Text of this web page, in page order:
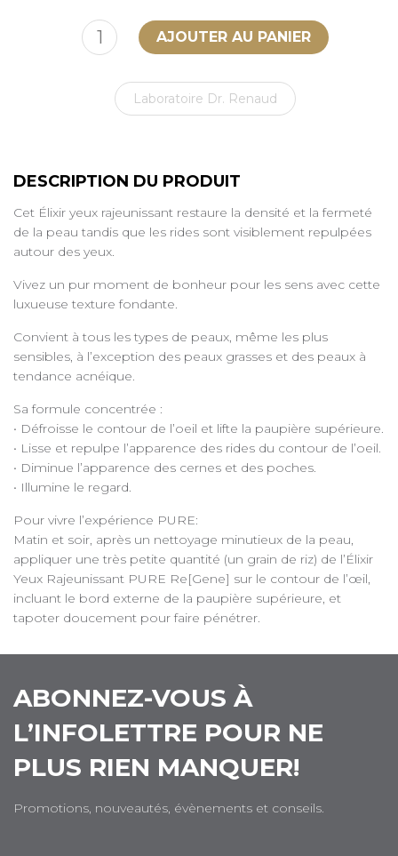
Laboratoire Dr. Renaud
DESCRIPTION DU PRODUIT
Cet Élixir yeux rajeunissant restaure la densité et la fermeté
de la peau tandis que les rides sont visiblement repulpées
autour des yeux.
Vivez un pur moment de bonheur pour les sens avec cette
luxueuse texture fondante.
Convient à tous les types de peaux, même les plus
sensibles, à l’exception des peaux grasses et des peaux à
tendance acnéique.
Sa formule concentrée :
• Défroisse le contour de l’oeil et lifte la paupière supérieure.
• Lisse et repulpe l’apparence des rides du contour de l’oeil.
• Diminue l’apparence des cernes et des poches.
• Illumine le regard.
Pour vivre l’expérience PURE:
Matin et soir, après un nettoyage minutieux de la peau,
appliquer une très petite quantité (un grain de riz) de l’Élixir
Yeux Rajeunissant PURE Re[Gene] sur le contour de l’œil,
incluant le bord externe de la paupière supérieure, et
tapoter doucement pour faire pénétrer.
ABONNEZ-VOUS À
L’INFOLETTRE POUR NE
PLUS RIEN MANQUER!
Promotions, nouveautés, évènements et conseils.